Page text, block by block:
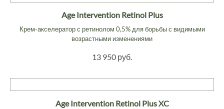
Age Intervention Retinol Plus
Крем-акселератор с ретинолом 0,5% для борьбы с видимыми
возрастными изменениями
13 950 руб.
Age Intervention Retinol Plus XC